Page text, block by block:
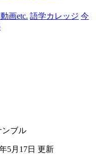
画etc. 語学カレッジ 今
ブル
5月17日 更新